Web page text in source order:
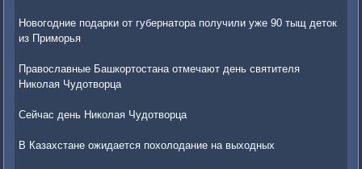
Новогодние подарки от губернатора получили уже 90 тыщ деток
из Приморья
Православные Башкортостана отмечают день святителя
Николая Чудотворца
Сейчас день Николая Чудотворца
В Казахстане ожидается похолодание на выходных